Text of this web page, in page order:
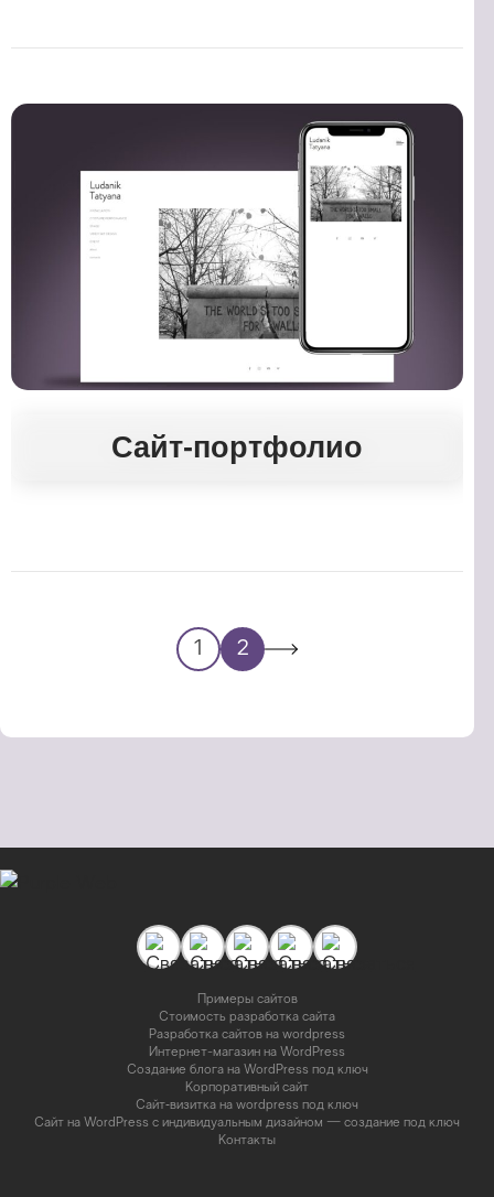
Сайт-портфолио
страницам
1 2
Примеры сайтов
Стоимость разработка сайта
Разработка сайтов на wordpress
Интернет-магазин на WordPress
Создание блога на WordPress под ключ
Корпоративный сайт
Сайт‑визитка на wordpress под ключ
Сайт на WordPress с индивидуальным дизайном — создание под ключ
Контакты